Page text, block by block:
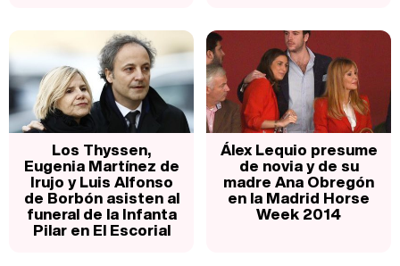
Los Thyssen,
Eugenia Martínez de
Irujo y Luis Alfonso
de Borbón asisten al
funeral de la Infanta
Pilar en El Escorial
Álex Lequio presume
de novia y de su
madre Ana Obregón
en la Madrid Horse
Week 2014